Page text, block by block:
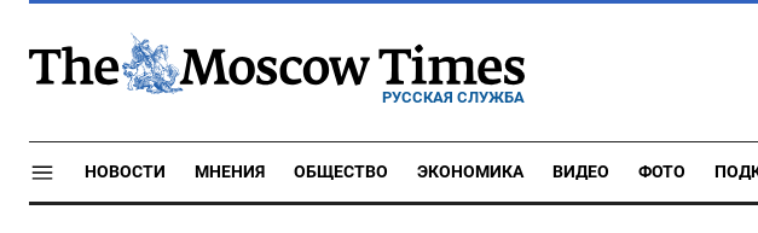
РУССКАЯ СЛУЖБА
НОВОСТИ МНЕНИЯ ОБЩЕСТВО ЭКОНОМИКА ВИДЕО ФОТО